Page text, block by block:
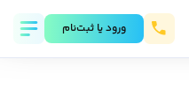
ورود يا ثبت‌نام